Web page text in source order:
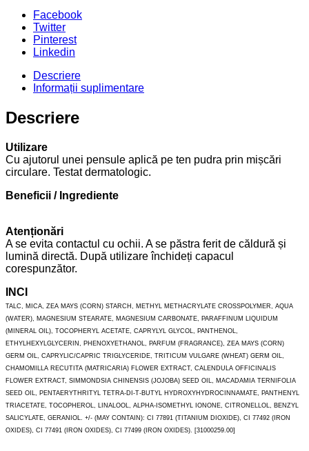
Facebook
Twitter
Pinterest
Linkedin
Descriere
Informații suplimentare
Descriere
Utilizare
Cu ajutorul unei pensule aplică pe ten pudra prin mișcări
circulare. Testat dermatologic.
Beneficii / Ingrediente
Atenționări
A se evita contactul cu ochii. A se păstra ferit de căldură și
lumină directă. După utilizare închideți capacul
corespunzător.
INCI
TALC, MICA, ZEA MAYS (CORN) STARCH, METHYL METHACRYLATE CROSSPOLYMER, AQUA
(WATER), MAGNESIUM STEARATE, MAGNESIUM CARBONATE, PARAFFINUM LIQUIDUM
(MINERAL OIL), TOCOPHERYL ACETATE, CAPRYLYL GLYCOL, PANTHENOL,
ETHYLHEXYLGLYCERIN, PHENOXYETHANOL, PARFUM (FRAGRANCE), ZEA MAYS (CORN)
GERM OIL, CAPRYLIC/CAPRIC TRIGLYCERIDE, TRITICUM VULGARE (WHEAT) GERM OIL,
CHAMOMILLA RECUTITA (MATRICARIA) FLOWER EXTRACT, CALENDULA OFFICINALIS
FLOWER EXTRACT, SIMMONDSIA CHINENSIS (JOJOBA) SEED OIL, MACADAMIA TERNIFOLIA
SEED OIL, PENTAERYTHRITYL TETRA-DI-T-BUTYL HYDROXYHYDROCINNAMATE, PANTHENYL
TRIACETATE, TOCOPHEROL, LINALOOL, ALPHA-ISOMETHYL IONONE, CITRONELLOL, BENZYL
SALICYLATE, GERANIOL. +/- (MAY CONTAIN): CI 77891 (TITANIUM DIOXIDE), CI 77492 (IRON
OXIDES), CI 77491 (IRON OXIDES), CI 77499 (IRON OXIDES). [31000259.00]